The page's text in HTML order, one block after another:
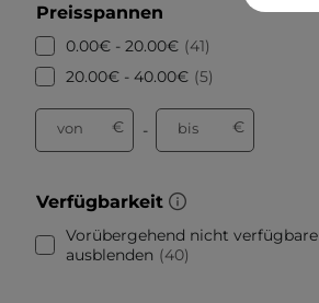
Preisspannen
0.00€ - 20.00€
41
20.00€ - 40.00€ 5
von € - bis €
Verfügbarkeit
Vorübergehend nicht verfügbare
ausblenden
40